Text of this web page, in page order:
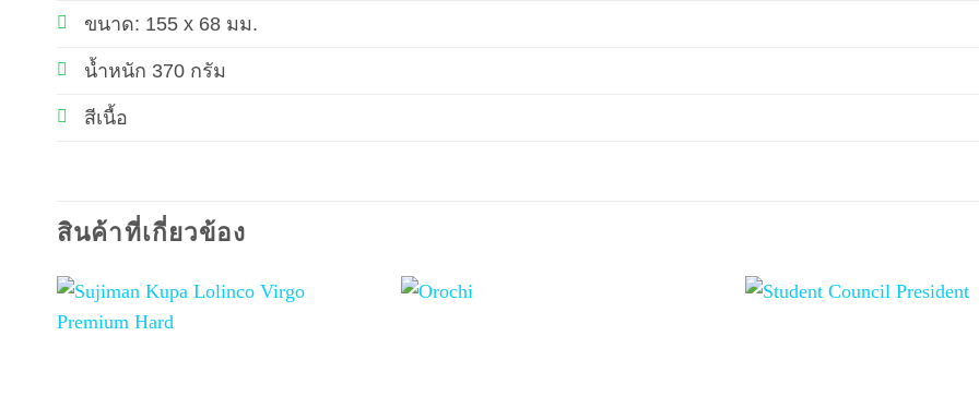
ขนาด: 155 x 68 มม.
น้ำหนัก 370 กรัม
สีเนื้อ
สินค้าที่เกี่ยวข้อง